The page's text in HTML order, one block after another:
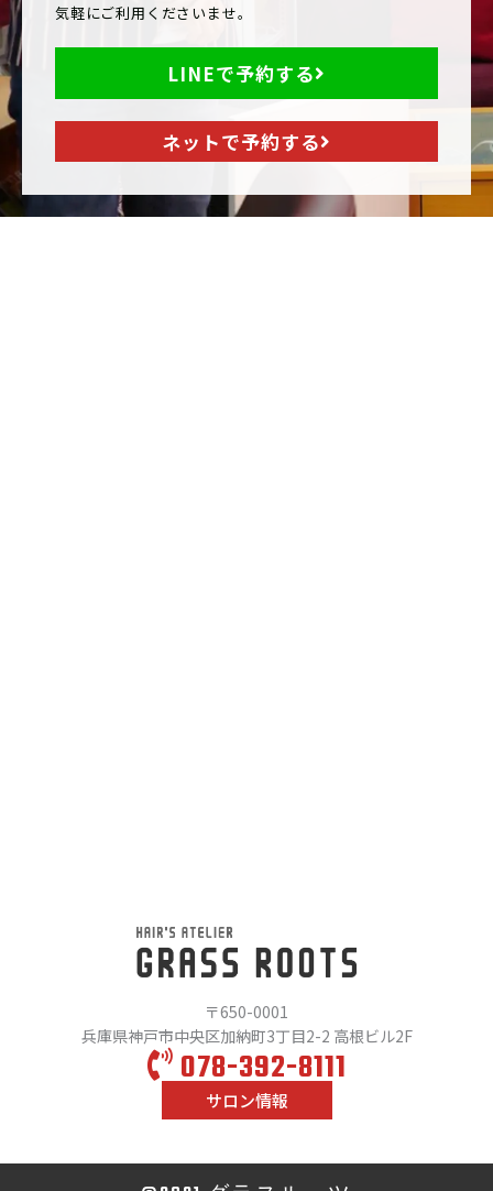
気軽にご利用くださいませ。
LINEで予約する
ネットで予約する
〒650-0001
兵庫県神戸市中央区加納町3丁目2-2 高根ビル2F
078-392-8111
サロン情報